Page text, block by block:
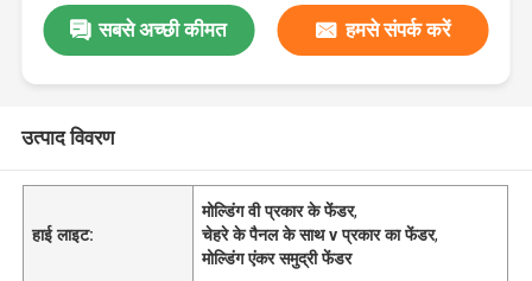
सबसे अच्छी कीमत हमसे संपर्क करें
उत्पाद विवरण
हाई लाइट:
मोल्डिंग वी प्रकार के फेंडर,
चेहरे के पैनल के साथ v प्रकार का फेंडर,
मोल्डिंग एंकर समुद्री फेंडर